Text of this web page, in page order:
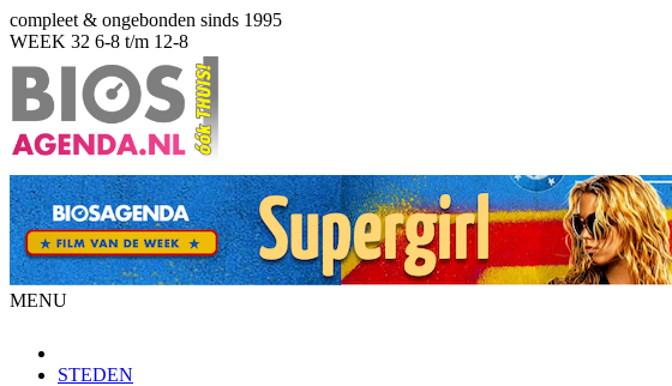
compleet & ongebonden sinds 1995
WEEK 32 6-8 t/m 12-8
MENU
STEDEN